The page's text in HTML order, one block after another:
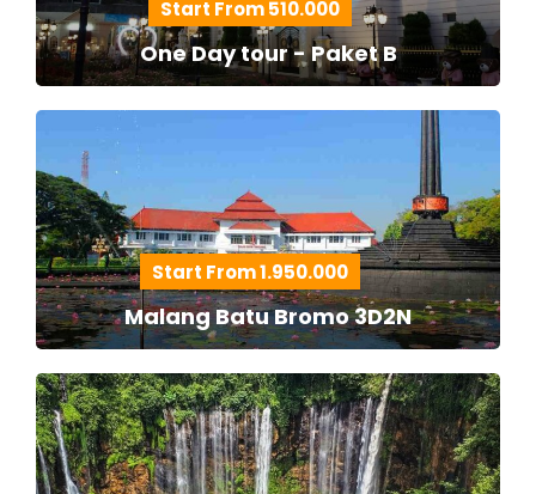
Start From 510.000
One Day tour - Paket B
Start From 1.950.000
Malang Batu Bromo 3D2N